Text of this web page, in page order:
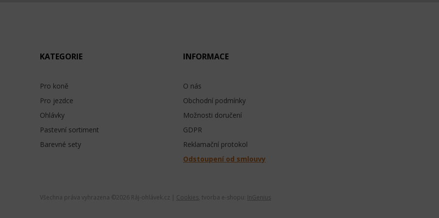
KATEGORIE
Pro koně
Pro jezdce
Ohlávky
Pastevní sortiment
Barevné sety
INFORMACE
O nás
Obchodní podmínky
Možnosti doručení
GDPR
Reklamační protokol
Odstoupení od smlouvy
Všechna práva vyhrazena ©2026 Ráj-ohlávek.cz | Cookies, tvorba e-shopu: InGenius